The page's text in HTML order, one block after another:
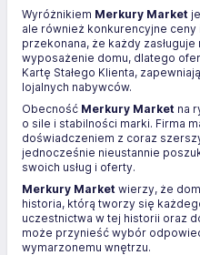
Wyróżnikiem Merkury Market
ale również konkurencyjne ceny
przekonana, że każdy
wyposażenie domu, dlatego
Kartę Stałego Klienta,
lojalnych nabywców.
Obecność Merkury Market na
o sile i stabilności marki. Firma
doświadczeniem z coraz
jednocześnie nieustannie
swoich usług i oferty.
Merkury Market wierzy, że
historia, którą tworzy się
uczestnictwa w tej historii oraz
może przynieść wybór
wymarzonemu wnętrzu.